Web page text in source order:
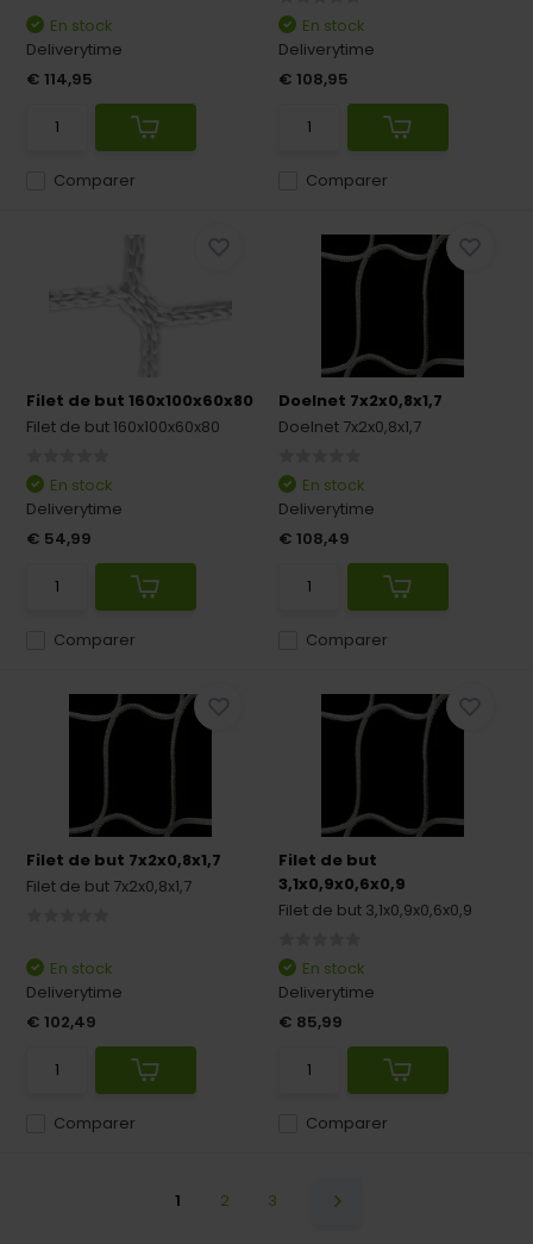
Comparer
En stock
Deliverytime
€ 114,95
Comparer
En stock
Deliverytime
€ 108,95
Filet de but 160x100x60x80
Filet de but 160x100x60x80
Comparer
En stock
Deliverytime
€ 54,99
Doelnet 7x2x0,8x1,7
Doelnet 7x2x0,8x1,7
Comparer
En stock
Deliverytime
€ 108,49
Filet de but 7x2x0,8x1,7
Filet de but 7x2x0,8x1,7
Comparer
En stock
Deliverytime
€ 102,49
Filet de but
3,1x0,9x0,6x0,9
Filet de but 3,1x0,9x0,6x0,9
Comparer
En stock
Deliverytime
€ 85,99
1 2 3